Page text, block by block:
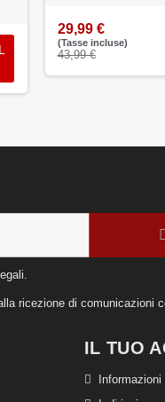
29,99 €
(Tasse incluse)
43,99 €
ricezione di comunicazioni
IL TUO
Informazioni